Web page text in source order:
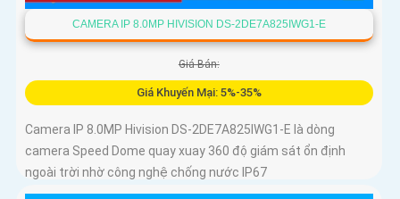
CAMERA IP 8.0MP HIVISION DS-2DE7A825IWG1-E
Giá Bán:
Giá Khuyến Mại: 5%-35%
Camera IP 8.0MP Hivision DS-2DE7A825IWG1-E là dòng
camera Speed Dome quay xuay 360 độ giám sát ổn định
ngoài trời nhờ công nghệ chống nước IP67